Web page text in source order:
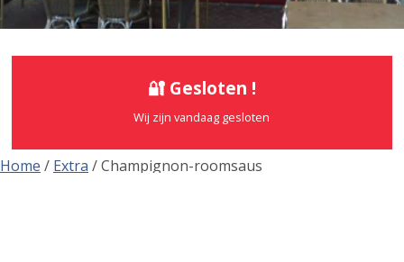
🔐 Gesloten !
Wij zijn vandaag gesloten
Home / Extra / Champignon-roomsaus